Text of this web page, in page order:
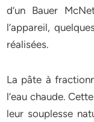
d’un Bauer
l’appareil,
réalisées.
La pâte à
l’eau chaude.
leur souplesse